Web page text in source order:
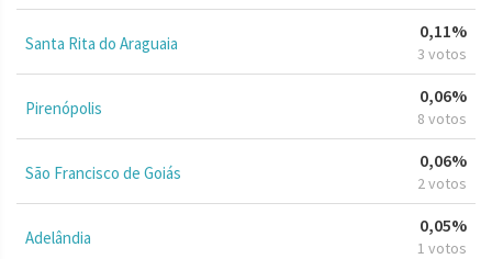
Santa Rita do Araguaia
0,11%
3 votos
Pirenópolis
0,06%
8 votos
São Francisco de Goiás
0,06%
2 votos
Adelândia
0,05%
1 votos